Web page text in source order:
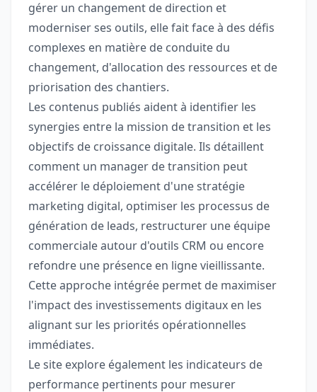
gérer un changement de direction et
moderniser ses outils, elle fait face à des défis
complexes en matière de conduite du
changement, d'allocation des ressources et de
priorisation des chantiers.
Les contenus publiés aident à identifier les
synergies entre la mission de transition et les
objectifs de croissance digitale. Ils détaillent
comment un manager de transition peut
accélérer le déploiement d'une stratégie
marketing digital, optimiser les processus de
génération de leads, restructurer une équipe
commerciale autour d'outils CRM ou encore
refondre une présence en ligne vieillissante.
Cette approche intégrée permet de maximiser
l'impact des investissements digitaux en les
alignant sur les priorités opérationnelles
immédiates.
Le site explore également les indicateurs de
performance pertinents pour mesurer